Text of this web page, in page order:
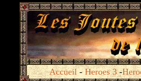
Accueil-Heroes 3-